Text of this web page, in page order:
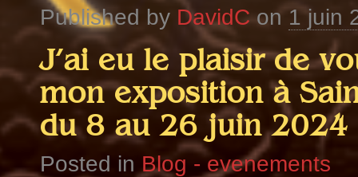
Published by DavidCon 1 juin
J’ai eu le plaisir de
mon exposition à
du 8 au 26 juin 2024
Posted in Blog - evenements